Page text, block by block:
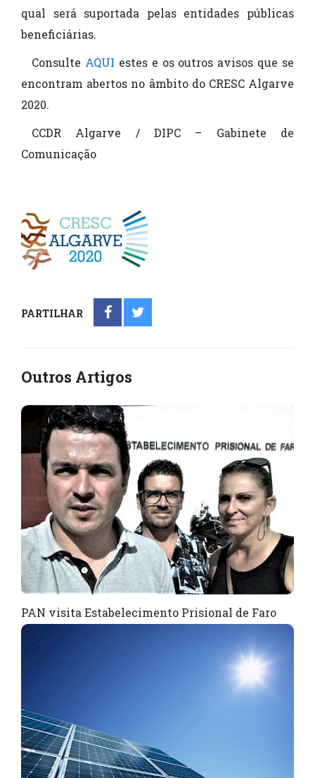
qual será suportada pelas entidades públicas
beneficiárias.
Consulte AQUI estes e os outros avisos que se
encontram abertos no âmbito do CRESC Algarve
2020.
CCDR Algarve / DIPC – Gabinete de
Comunicação
PARTILHAR
Outros Artigos
PAN visita Estabelecimento Prisional de Faro